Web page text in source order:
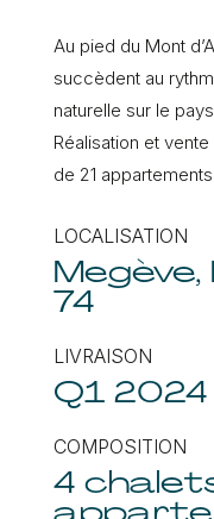
Au pied du Mont
succèdent au
naturelle sur le
Réalisation et
de 21 appartements.
LOCALISATION
74
LIVRAISON
Q1 2024
COMPOSITION
4